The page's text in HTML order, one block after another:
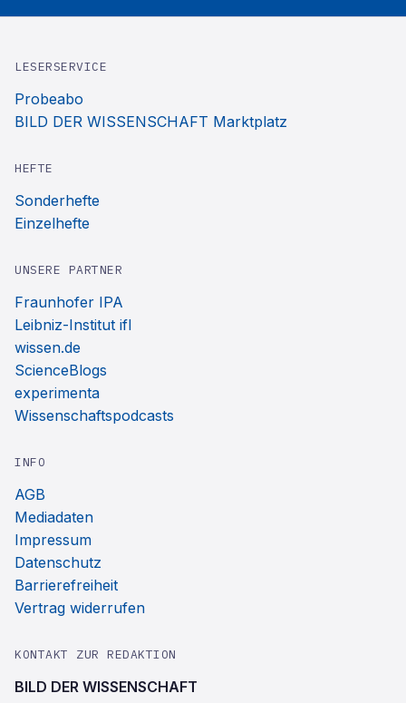
LESERSERVICE
Probeabo
BILD DER WISSENSCHAFT Marktplatz
HEFTE
Sonderhefte
Einzelhefte
UNSERE PARTNER
Fraunhofer IPA
Leibniz-Institut ifl
wissen.de
ScienceBlogs
experimenta
Wissenschaftspodcasts
INFO
AGB
Mediadaten
Impressum
Datenschutz
Barrierefreiheit
Vertrag widerrufen
KONTAKT ZUR REDAKTION
BILD DER WISSENSCHAFT